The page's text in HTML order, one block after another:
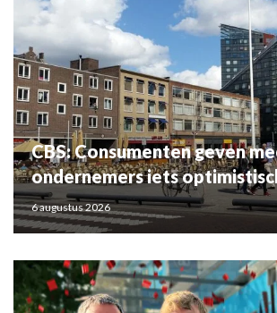
CBS: Consumenten geven
ondernemers iets
6 augustus 2026